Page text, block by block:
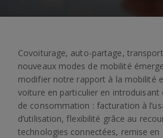
Covoiturage, auto-partage,
nouveaux modes de mobilité
modifier notre rapport à la mobilité
voiture en particulier en introduisant
de consommation : facturation à
d’utilisation, flexibilité grâce au
technologies connectées, remise en